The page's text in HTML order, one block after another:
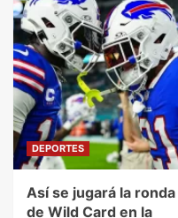
DEPORTES
Así se jugará la ronda
de Wild Card en la